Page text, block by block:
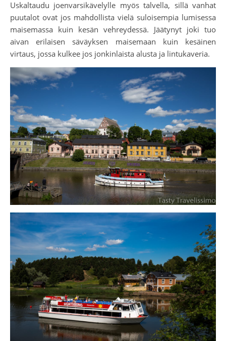
Uskaltaudu joenvarsikävelylle myös talvella, sillä vanhat
puutalot ovat jos mahdollista vielä suloisempia lumisessa
maisemassa kuin kesän vehreydessä. Jäätynyt joki tuo
aivan erilaisen säväyksen maisemaan kuin kesäinen
virtaus, jossa kulkee jos jonkinlaista alusta ja lintukaveria.